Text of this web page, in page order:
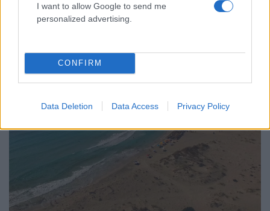
I want to allow Google to send me
personalized advertising.
CONFIRM
Data Deletion Data Access Privacy Policy
19.08.24
Απομάκρυνση 3.000 παραθεριστών στη